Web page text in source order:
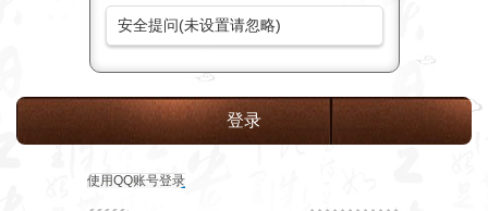
安全提问(未设置请忽略)
登录
使用QQ账号登录